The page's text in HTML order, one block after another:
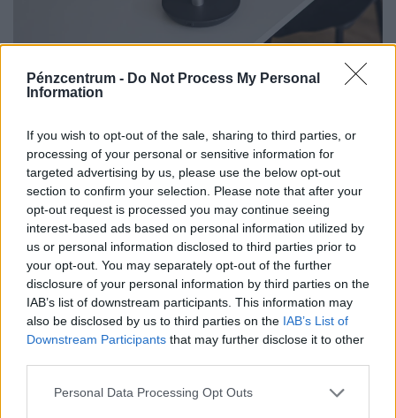
Pénzcentrum - Do Not Process My Personal
Information
If you wish to opt-out of the sale, sharing to third parties, or
processing of your personal or sensitive information for
targeted advertising by us, please use the below opt-out
section to confirm your selection. Please note that after your
opt-out request is processed you may continue seeing
interest-based ads based on personal information utilized by
us or personal information disclosed to third parties prior to
your opt-out. You may separately opt-out of the further
disclosure of your personal information by third parties on the
IAB’s list of downstream participants. This information may
also be disclosed by us to third parties on the IAB’s List of
Downstream Participants that may further disclose it to other
Personal Data Processing Opt Outs
Készül a válságforgatókönyv a magyar
munkahelyeken: erre kötelezhetik a
Hogyan érdemes szervezni a munkavégzést
hőségriadóban? Otthon, ahol mindenki külön hűti a
lakását, vagy egy korszerű, energiahatékony
irodaházban, ahol a hűtés központilag működik.